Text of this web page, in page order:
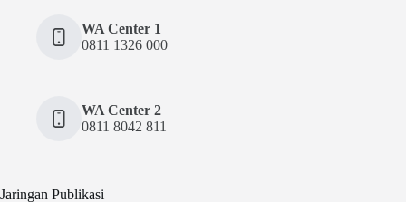
WA Center 1
0811 1326 000
WA Center 2
0811 8042 811
Jaringan Publikasi